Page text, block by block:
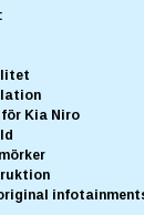
Kia Niro